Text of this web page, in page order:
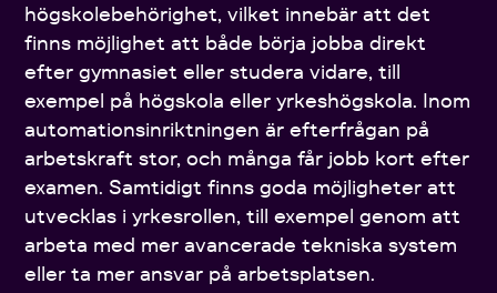
högskolebehörighet, vilket innebär att det
finns möjlighet att både börja jobba direkt
efter gymnasiet eller studera vidare, till
exempel på högskola eller yrkeshögskola. Inom
automationsinriktningen är efterfrågan på
arbetskraft stor, och många får jobb kort efter
examen. Samtidigt finns goda möjligheter att
utvecklas i yrkesrollen, till exempel genom att
arbeta med mer avancerade tekniska system
eller ta mer ansvar på arbetsplatsen.